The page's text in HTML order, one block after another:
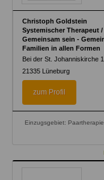
Christoph Goldstein
Systemischer Therapeut
Gemeinsam sein -
Familien in allen Formen
Bei der St. Johanniskirche
21335 Lüneburg
zum Profil
Einzugsgebiet: